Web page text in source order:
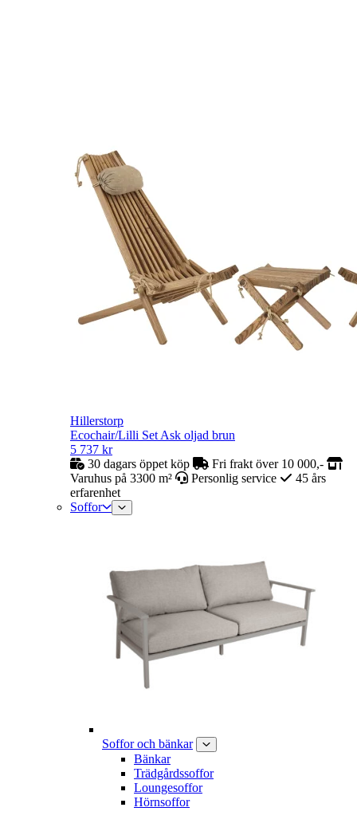
Hillerstorp
Ecochair/Lilli Set Ask oljad brun
5 737 kr
30 dagars öppet köp
Fri frakt över 10 000,-
Varuhus på 3300 m²
Personlig service
45 års
erfarenhet
Soffor
Soffor och bänkar
Bänkar
Trädgårdssoffor
Loungesoffor
Hörnsoffor